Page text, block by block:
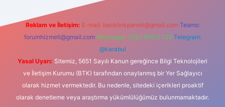
Reklam ve İletişim: E-mail: backlinkpaneli@gmail.com Teams:
forumhizmeti@gmail.com Whatsapp: 0262 606 0 726 Telegram:
@karabul
Yasal Uyarı: Sitemiz, 5651 Sayılı Kanun gereğince Bilgi Teknolojileri
ve İletişim Kurumu (BTK) tarafından onaylanmış bir Yer Sağlayıcı
olarak hizmet vermektedir. Bu nedenle, sitedeki içerikleri proaktif
olarak denetleme veya araştırma yükümlülüğümüz bulunmamaktadır.